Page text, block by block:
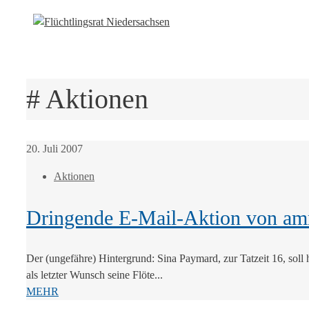
# Aktionen
20. Juli 2007
Aktionen
Dringende E-Mail-Aktion von
Der (ungefähre) Hintergrund: Sina Paymard, zur Tatzeit 16,
als letzter Wunsch seine Flöte...
MEHR